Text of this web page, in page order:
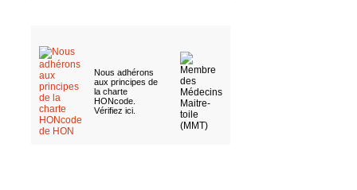
Nous adhérons
aux principes de
la charte
HONcode.
Vérifiez ici.